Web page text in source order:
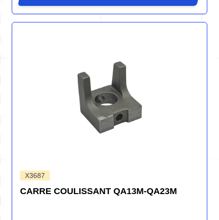
X3687
CARRE COULISSANT QA13M-QA23M